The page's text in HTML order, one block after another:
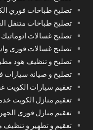
تصليح طباخات فوري
تصليح طباخات متنقل
تصليح غسالات
تصليح غسالات فوري
تصليح و تنظيف هود
تصليح و صيانة
تعقيم سيارات الكويت
تعقيم منازل الكويت خدمة
تعقيم منازل فوري
تعقيم و تطهير و تنظيف